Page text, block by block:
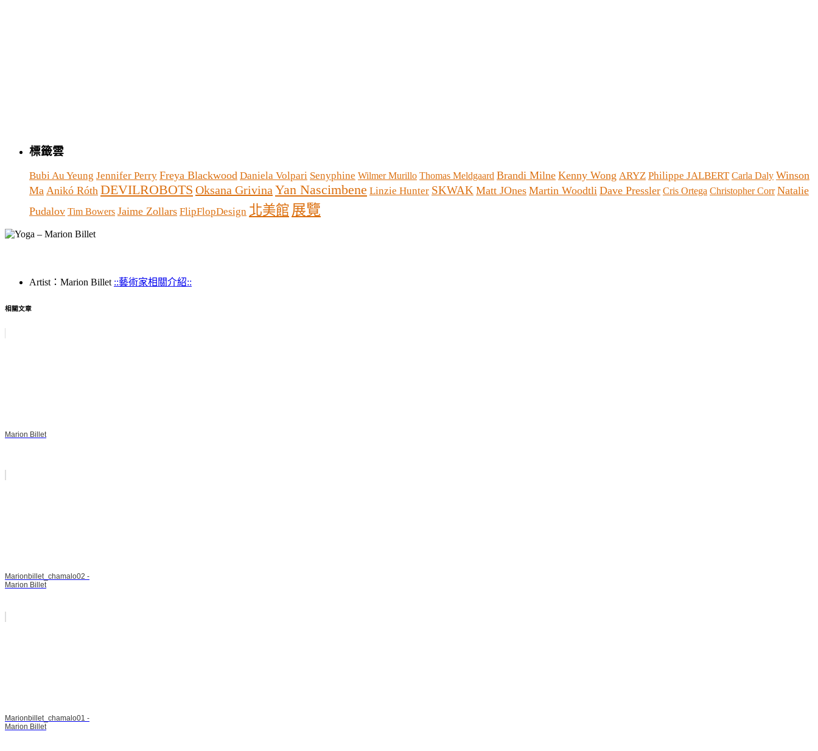
標籤雲
Bubi Au Yeung Jennifer Perry Freya Blackwood Daniela Volpari Senyphine Wilmer Murillo Thomas Meldgaard Brandi Milne Kenny Wong ARYZ Philippe JALBERT Carla Daly Winson
Ma Anikó Róth DEVILROBOTS Oksana GrivinaYan Nascimbene Linzie Hunter SKWAK Matt JOnes Martin Woodtli Dave Pressler Cris Ortega Christopher Corr Natalie
Pudalov Tim Bowers Jaime Zollars FlipFlopDesign 北美館 展覽
Artist：Marion Billet ::藝術家相關介紹::
相關文章
Marion Billet
Marionbillet_chamalo02 -
Marion Billet
Marionbillet_chamalo01 -
Marion Billet